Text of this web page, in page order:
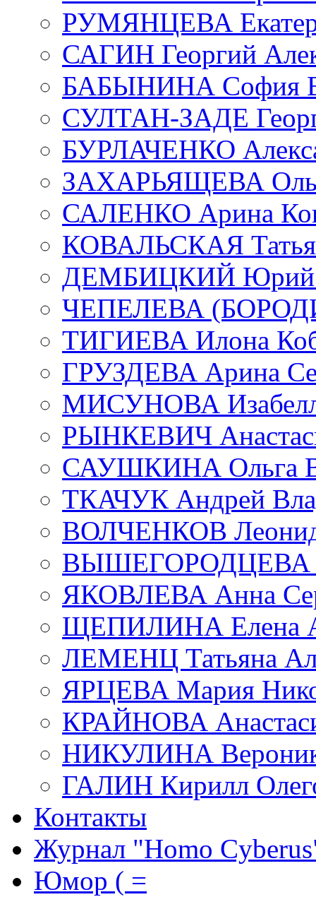
РУМЯНЦЕВА
САГИН Георгий
БАБЫНИНА София
СУЛТАН-ЗАДЕ
БУРЛАЧЕНКО
ЗАХАРЬЯЩЕВА
САЛЕНКО Арина
КОВАЛЬСКАЯ
ДЕМБИЦКИЙ Юрий
ЧЕПЕЛЕВА
ТИГИЕВА Илона
ГРУЗДЕВА Арина
МИСУНОВА
РЫНКЕВИЧ
САУШКИНА Ольга
ТКАЧУК Андрей
ВОЛЧЕНКОВ Леонид
ВЫШЕГОРОДЦЕВА
ЯКОВЛЕВА Анна
ЩЕПИЛИНА Елена
ЛЕМЕНЦ Татьяна
ЯРЦЕВА Мария
КРАЙНОВА
НИКУЛИНА
ГАЛИН Кирилл
Контакты
Журнал "Homo
Юмор ( =